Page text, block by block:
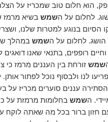
הוא חלום טוב שמכריז על
לחלום על השמש בשיא מרמז
הסיום בנוגע למטרות שלנו,
לחלום על השמש במהלך
רופפים, בתנאי שאנו דואגים
שמש זורחת בין העננים מרמז כי
לנו ולבסוף נוכל לפתור
עננים סוערים מכריז על
השמש בחלומות מרמזת על
חזון ברור בכל מה שאתה לוקח